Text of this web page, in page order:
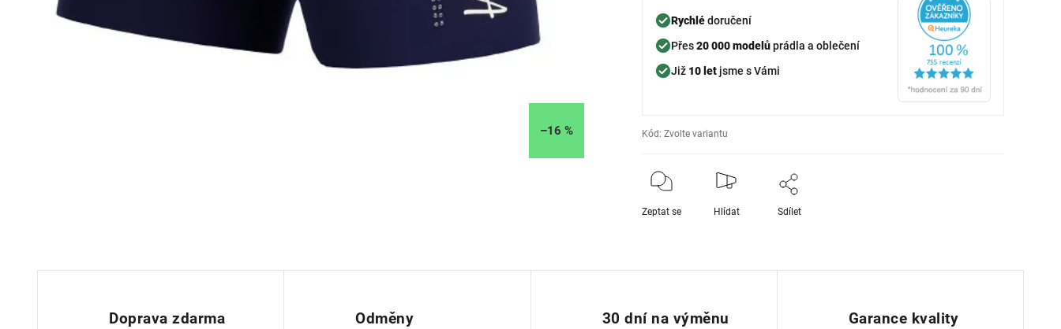
–16 %
Rychlédoručení
Přes20 000 modelůprádla a oblečení
Již 10 letjsme s Vámi
Kód: Zvolte variantu
Zeptat se Hlídat Sdílet
Doprava zdarma Odměny 30 dní na výměnu Garance kvality